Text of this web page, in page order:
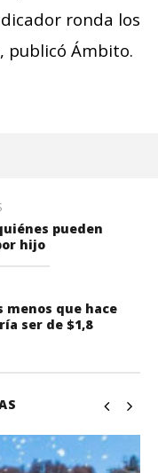
ronda los
publicó Ámbito.
pueden
hijo
menos que hace
ser de $1,8